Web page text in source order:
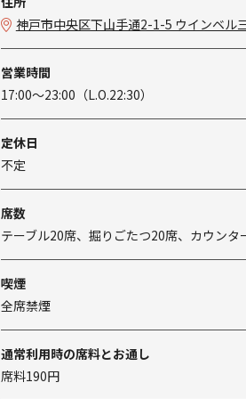
神戸市中央区下山手通2-1-5 ウインベル
営業時間
17:00～23:00（L.O.22:30）
定休日
不定
席数
テーブル20席、掘りごたつ20席、カウンタ
喫煙
全席禁煙
通常利用時の席料とお通し
席料190円